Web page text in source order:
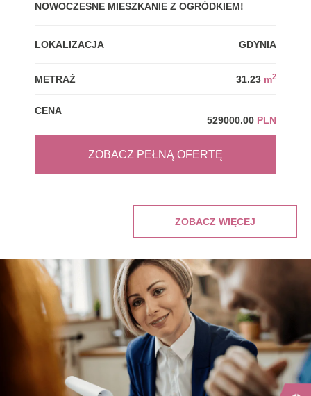
NOWOCZESNE MIESZKANIE Z OGRÓDKIEM!
LOKALIZACJA GDYNIA
METRAŻ 31.23 m2
CENA
529000.00 PLN
ZOBACZ PEŁNĄ OFERTĘ
ZOBACZ WIĘCEJ